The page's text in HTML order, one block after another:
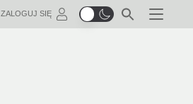
ZALOGUJ SIĘ Menu